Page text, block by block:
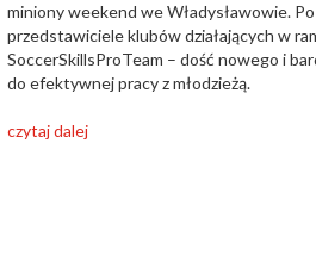
miniony weekend we Władysławowie.
przedstawiciele klubów działających w
SoccerSkillsProTeam – dość nowego i
do efektywnej pracy z młodzieżą.
czytaj dalej